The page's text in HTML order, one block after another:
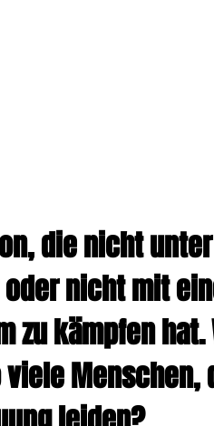
die nicht unter
nicht mit
zu kämpfen
Menschen,